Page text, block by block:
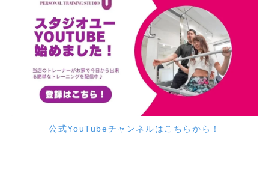
公式YouTubeチャンネルはこちらから！